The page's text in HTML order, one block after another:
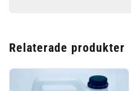
Relaterade produkter